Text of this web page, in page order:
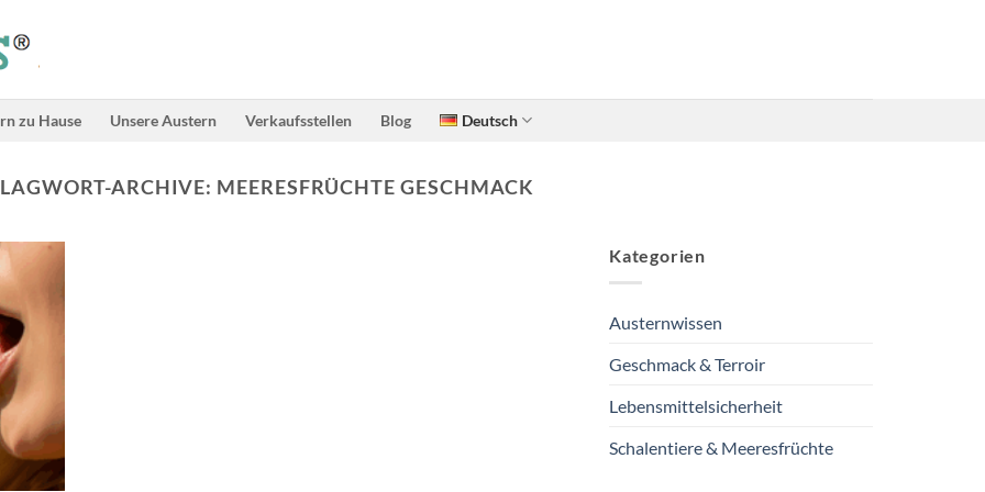
zu Hause Unsere Austern Verkaufsstellen Blog Deutsch
ARCHIVE: MEERESFRÜCHTE GESCHMACK
Kategorien
Austernwissen
Geschmack & Terroir
Lebensmittelsicherheit
Schalentiere & Meeresfrüchte